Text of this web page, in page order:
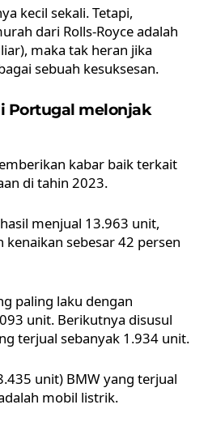
kecil sekali. Tetapi,
dari Rolls-Royce adalah
maka tak heran jika
sebuah kesuksesan.
Portugal melonjak
kabar baik terkait
di tahin 2023.
menjual 13.963 unit,
sebesar 42 persen
paling laku dengan
unit. Berikutnya disusul
terjual sebanyak 1.934 unit.
unit) BMW yang terjual
mobil listrik.